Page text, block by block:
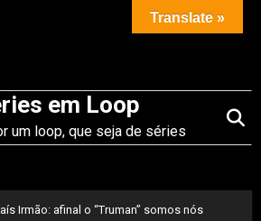
em Loop
um loop, que seja de séries
Irmão: afinal o “Truman” somos nós
Translate »